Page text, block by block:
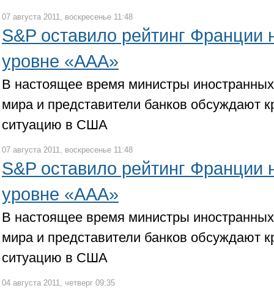
07 августа 2011, воскресенье 11:48
S&P оставило рейтинг
уровне «ААА»
В настоящее время министры
мира и представители банков обсуждают
ситуацию в США
07 августа 2011, воскресенье 11:48
S&P оставило рейтинг
уровне «ААА»
В настоящее время министры
мира и представители банков обсуждают
ситуацию в США
04 августа 2011, четверг 09:35